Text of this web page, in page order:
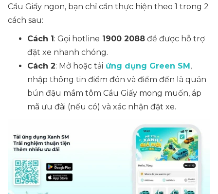
Cầu Giấy ngon, bạn chỉ cần thực hiện theo 1 trong 2
cách sau:
Cách 1: Gọi hotline 1900 2088 để được hỗ trợ
đặt xe nhanh chóng.
Cách 2: Mở hoặc tải ứng dụng Green SM,
nhập thông tin điểm đón và điểm đến là quán
bún đậu mắm tôm Cầu Giấy mong muốn, áp
mã ưu đãi (nếu có) và xác nhận đặt xe.